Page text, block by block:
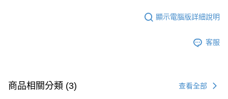
顯示電腦版詳細說明
客服
商品相關分類 (3) 查看全部